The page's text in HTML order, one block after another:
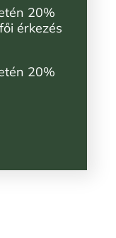
20%
érkezés
20%